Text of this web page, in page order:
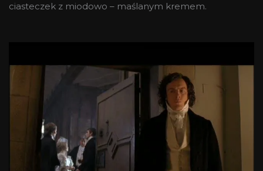
ciasteczek z miodowo – maślanym kremem.